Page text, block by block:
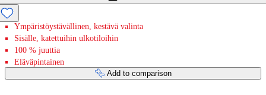
Ympäristöystävällinen, kestävä valinta
Sisälle, katettuihin ulkotiloihin
100 % juuttia
Eläväpintainen
Add to comparison